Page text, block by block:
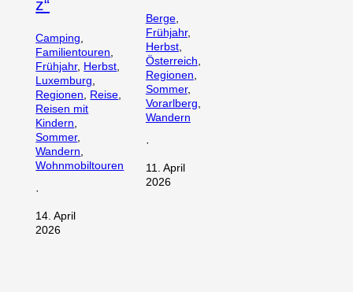
z“
Camping
Familientouren
Frühjahr, Herbst
Luxemburg
Regionen
Reise
Reisen mit
Kindern
Sommer
Wandern
Wohnmobiltouren
·
14. April
2026
Berge
Frühjahr
Herbst
Österreich
Regionen
Sommer
Vorarlberg
Wandern
·
11. April
2026